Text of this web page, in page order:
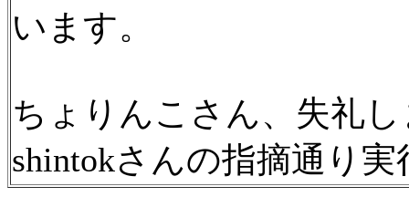
います。
ちょりんこさん、失礼
shintokさんの指摘通り